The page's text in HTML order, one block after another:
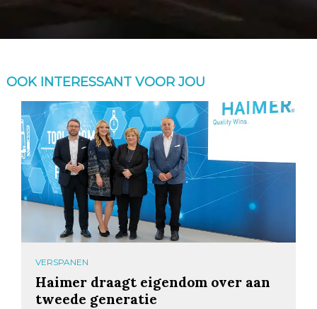
OOK INTERESSANT VOOR JOU
VERSPANEN
Haimer draagt eigendom over aan
tweede generatie